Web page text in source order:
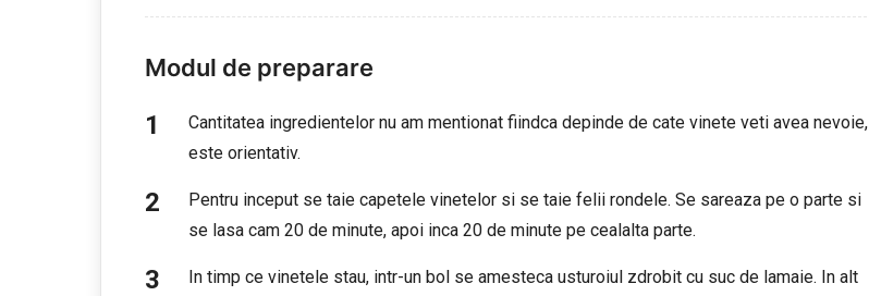
Modul de preparare
Cantitatea ingredientelor nu am mentionat fiindca depinde de cate vinete veti avea nevoie,
este orientativ.
Pentru inceput se taie capetele vinetelor si se taie felii rondele. Se sareaza pe o parte si
se lasa cam 20 de minute, apoi inca 20 de minute pe cealalta parte.
In timp ce vinetele stau, intr-un bol se amesteca usturoiul zdrobit cu suc de lamaie. In alt